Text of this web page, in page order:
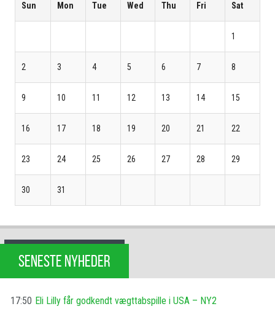
Sun Mon Tue Wed Thu Fri Sat
1
2 3 4 5 6 7 8
9 10 11 12 13 14 15
16 17 18 19 20 21 22
23 24 25 26 27 28 29
30 31
SENESTE NYHEDER
17:50 Eli Lilly får godkendt vægttabspille i USA – NY2